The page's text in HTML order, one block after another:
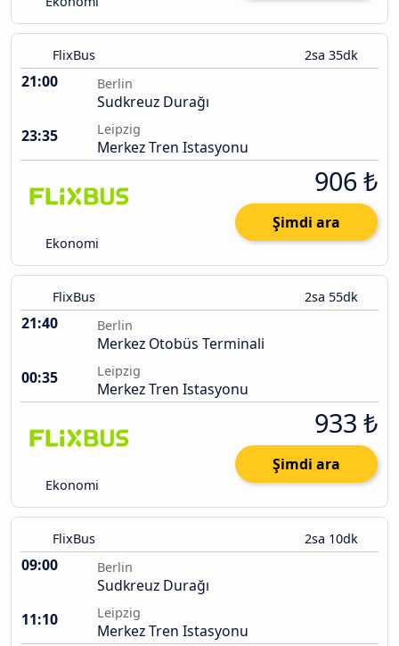
FlixBus 2sa 35dk
21:00 Berlin
Sudkreuz Durağı
23:35
Leipzig
Merkez Tren Istasyonu
Ekonomi
906 ₺
Şimdi ara
FlixBus 2sa 55dk
21:40 Berlin
Merkez Otobüs Terminali
00:35
Leipzig
Merkez Tren Istasyonu
Ekonomi
933 ₺
Şimdi ara
FlixBus 2sa 10dk
09:00 Berlin
Sudkreuz Durağı
11:10
Leipzig
Merkez Tren Istasyonu